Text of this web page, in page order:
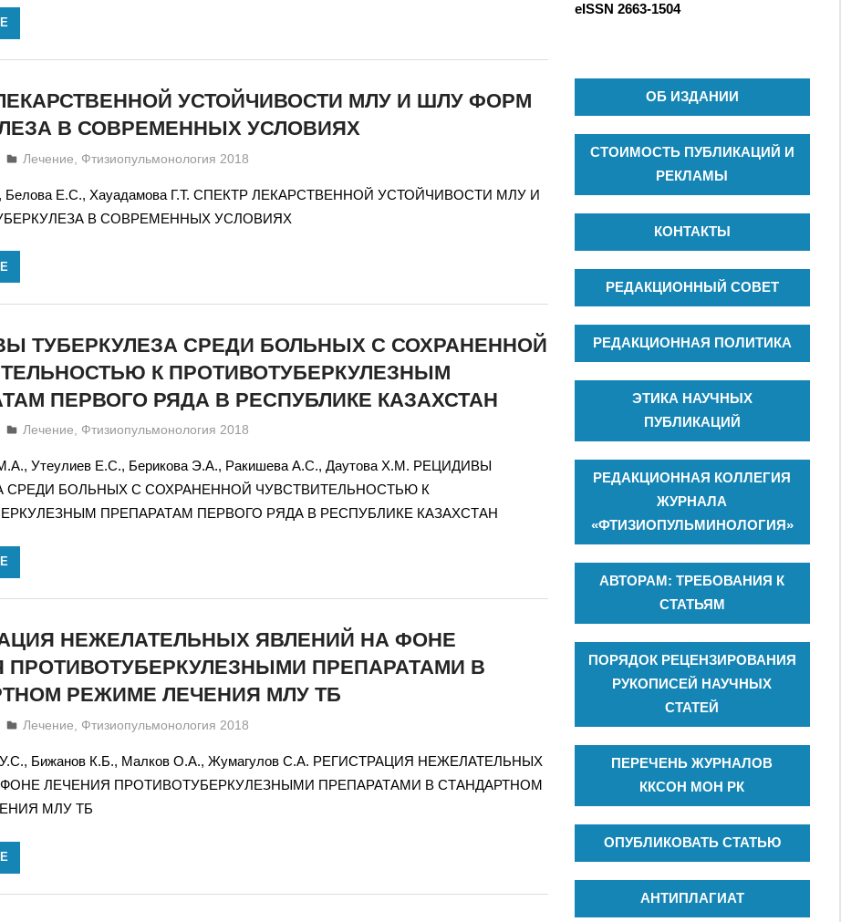
УСТОЙЧИВОСТИ МЛУ И ШЛУ ФОРМ
В СОВРЕМЕННЫХ УСЛОВИЯХ
admin
Лечение Фтизиопульмонология 2018
Белова Е.С., Хауадамова Г.Т. СПЕКТР ЛЕКАРСТВЕННОЙ УСТОЙЧИВОСТИ МЛУ И
В СОВРЕМЕННЫХ УСЛОВИЯХ
ТУБЕРКУЛЕЗА СРЕДИ БОЛЬНЫХ С СОХРАНЕННОЙ
К ПРОТИВОТУБЕРКУЛЕЗНЫМ
ПЕРВОГО РЯДА В РЕСПУБЛИКЕ КАЗАХСТАН
admin
Лечение, Фтизиопульмонология 2018
Утеулиев Е.С., Берикова Э.А., Ракишева А.С., Даутова Х.М. РЕЦИДИВЫ
СРЕДИ БОЛЬНЫХ С СОХРАНЕННОЙ ЧУВСТВИТЕЛЬНОСТЬЮ К
ПРЕПАРАТАМ ПЕРВОГО РЯДА В РЕСПУБЛИКЕ КАЗАХСТАН
НЕЖЕЛАТЕЛЬНЫХ ЯВЛЕНИЙ НА ФОНЕ
ПРОТИВОТУБЕРКУЛЕЗНЫМИ ПРЕПАРАТАМИ В
РЕЖИМЕ ЛЕЧЕНИЯ МЛУ ТБ
admin
Лечение Фтизиопульмонология 2018
У.С., Бижанов К.Б., Малков О.А., Жумагулов С.А. РЕГИСТРАЦИЯ НЕЖЕЛАТЕЛЬНЫХ
ЛЕЧЕНИЯ ПРОТИВОТУБЕРКУЛЕЗНЫМИ ПРЕПАРАТАМИ В СТАНДАРТНОМ
МЛУ ТБ
eISSN 2663-1504
ОБ ИЗДАНИИ
СТОИМОСТЬ ПУБЛИКАЦИЙ И
РЕКЛАМЫ
КОНТАКТЫ
РЕДАКЦИОННЫЙ СОВЕТ
РЕДАКЦИОННАЯ ПОЛИТИКА
ЭТИКА НАУЧНЫХ
ПУБЛИКАЦИЙ
РЕДАКЦИОННАЯ КОЛЛЕГИЯ
ЖУРНАЛА
«ФТИЗИОПУЛЬМИНОЛОГИЯ»
АВТОРАМ: ТРЕБОВАНИЯ К
СТАТЬЯМ
ПОРЯДОК РЕЦЕНЗИРОВАНИЯ
РУКОПИСЕЙ НАУЧНЫХ
СТАТЕЙ
ПЕРЕЧЕНЬ ЖУРНАЛОВ
ККСОН МОН РК
ОПУБЛИКОВАТЬ СТАТЬЮ
АНТИПЛАГИАТ